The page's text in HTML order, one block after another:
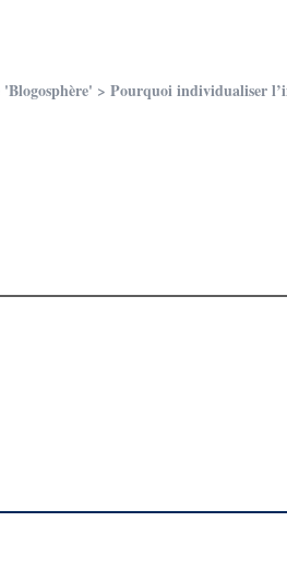
> Pourquoi individualiser